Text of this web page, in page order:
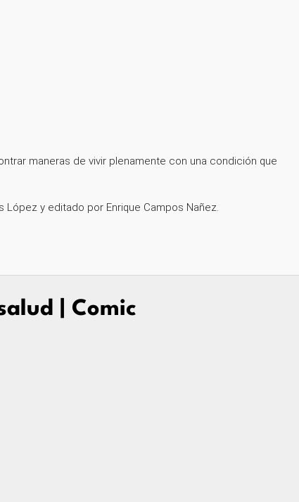
maneras de vivir plenamente con una condición que
y editado por Enrique Campos Nañez.
| Comic